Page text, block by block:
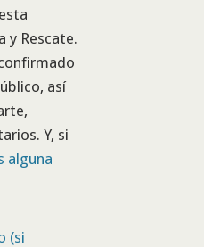
y Rescate.
así
Y, si
alguna
(si